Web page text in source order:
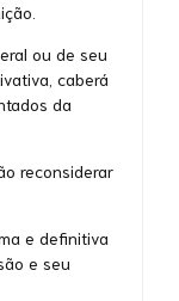
ou de seu
caberá
da
reconsiderar
e definitiva
e seu